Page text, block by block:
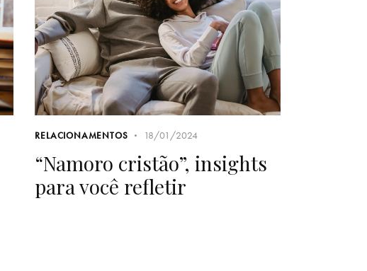
RELACIONAMENTOS 18/01/2024
“Namoro cristão”, insights
para você refletir